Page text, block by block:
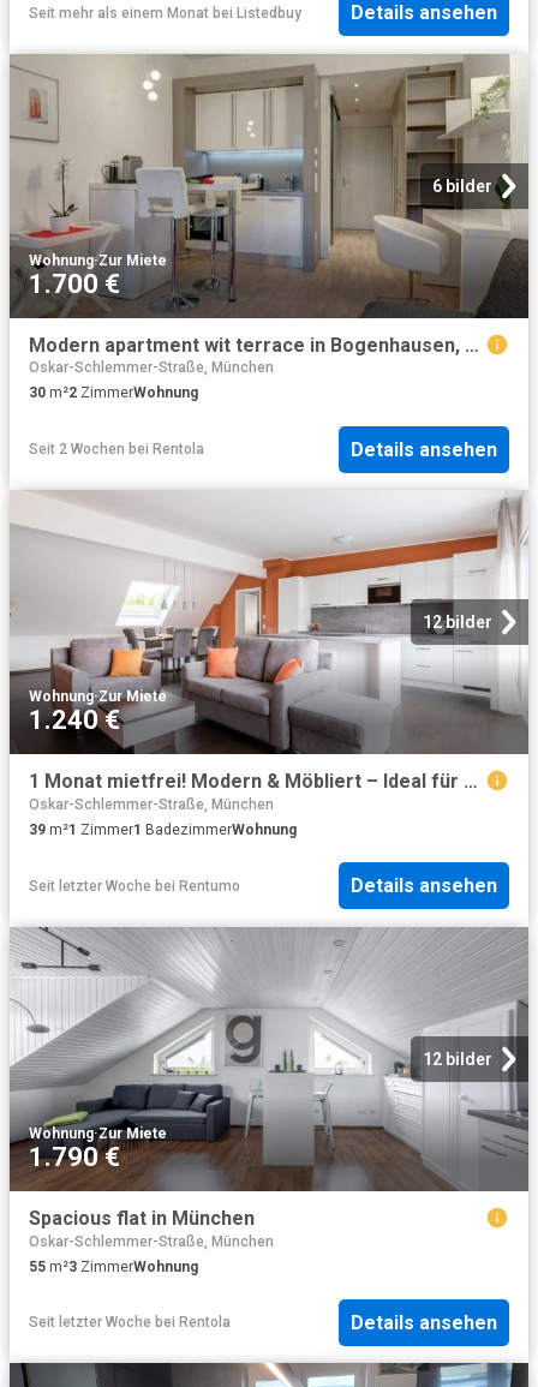
Seit mehr als einem Monat bei Listedbuy Details ansehen
6 bilder
Wohnung·Zur Miete
1.700 €
Modern apartment wit terrace in Bogenhausen, München
Oskar-Schlemmer-Straße, München
30 m²2 ZimmerWohnung
Seit 2 Wochen bei Rentola Details ansehen
12 bilder
Wohnung·Zur Miete
1.240 €
1 Monat mietfrei! Modern & Möbliert – Ideal für Studenten und Young Professionals
Oskar-Schlemmer-Straße, München
39 m²1 Zimmer1 BadezimmerWohnung
Seit letzter Woche bei Rentumo Details ansehen
12 bilder
Wohnung·Zur Miete
1.790 €
Spacious flat in München
Oskar-Schlemmer-Straße, München
55 m²3 ZimmerWohnung
Seit letzter Woche bei Rentola Details ansehen